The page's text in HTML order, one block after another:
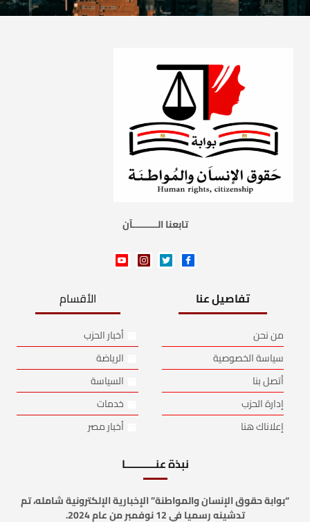
تابعنا الـــــــــآن
تفاصيل عنا
من نحن
سياسة الخصوصية
أتصل بنا
إدارة الحزب
إعلاناك هنا
الأقسام
أخبار الحزب
الرياضة
السياسة
خدمات
أخبار مصر
نبذة عنـــــــــــا
“بوابة حقوق الإنسان والمواطنة” الإخبارية الإلكترونية شامله، تم
تدشينه رسميا في 12 نوفمبر من عام 2024.